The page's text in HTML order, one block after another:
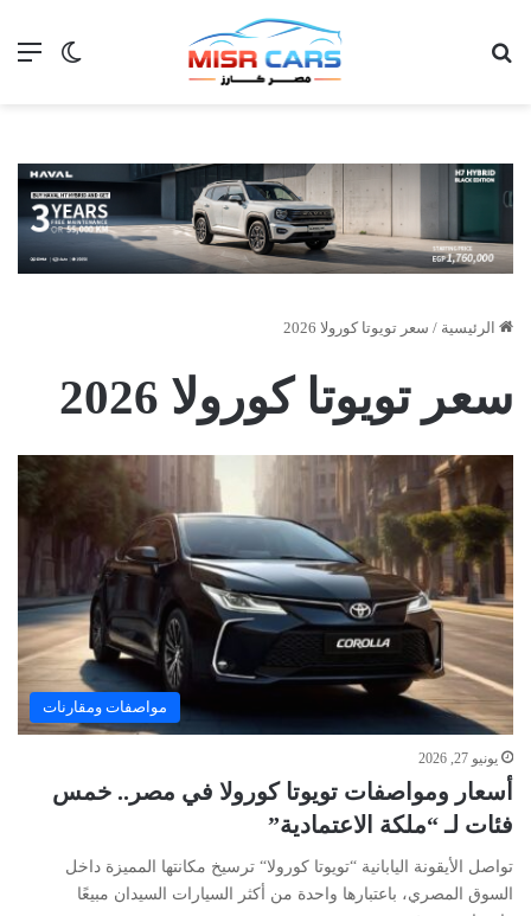
الوضع
الرئيسية / سعر تويوتا كورولا 2026
سعر تويوتا كورولا 2026
مواصفات ومقارنات
يونيو 27, 2026
أسعار ومواصفات تويوتا كورولا في مصر.. خمس
فئات لـ “ملكة الاعتمادية”
تواصل الأيقونة اليابانية “تويوتا كورولا“ ترسيخ مكانتها المميزة داخل
السوق المصري، باعتبارها واحدة من أكثر السيارات السيدان مبيعًا